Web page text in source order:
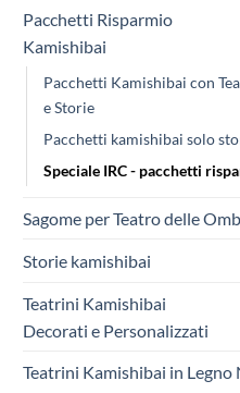
Pacchetti Risparmio
Kamishibai
Pacchetti Kamishibai con
e Storie
Pacchetti kamishibai solo
Speciale IRC - pacchetti
Sagome per Teatro delle
Storie kamishibai
Teatrini Kamishibai
Decorati e Personalizzati
Teatrini Kamishibai in Legno